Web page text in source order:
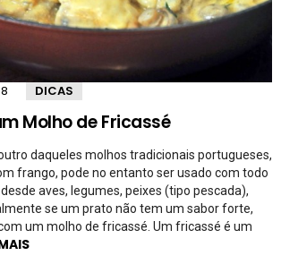
8 Comentários
DICAS
Molho de Fricassé
daqueles molhos tradicionais portugueses,
frango, pode no entanto ser usado com todo
aves, legumes, peixes (tipo pescada),
se um prato não tem um sabor forte,
um molho de fricassé. Um fricassé é um